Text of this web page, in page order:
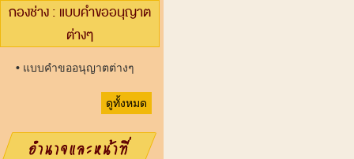
กองช่าง : แบบคำขออนุญาต
ต่างๆ
• แบบคำขออนุญาตต่างๆ
ดูทั้งหมด